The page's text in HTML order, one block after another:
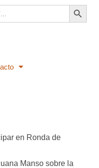
Botón
en Ronda de
Manso sobre la